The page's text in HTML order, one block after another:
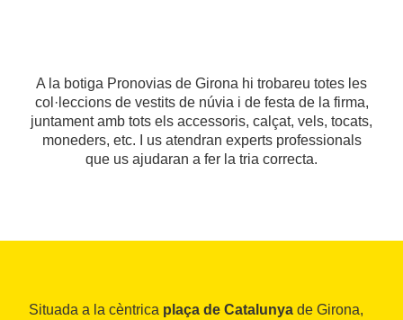
A la botiga Pronovias de Girona hi trobareu totes les
col·leccions de vestits de núvia i de festa de la firma,
juntament amb tots els accessoris, calçat, vels, tocats,
moneders, etc. I us atendran experts professionals
que us ajudaran a fer la tria correcta.
Situada a la cèntrica plaça de Catalunya de Girona,